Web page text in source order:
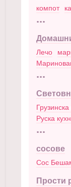
компот
...
Лечо
...
Грузинска
Руска
...
сосове
Сос
Прости